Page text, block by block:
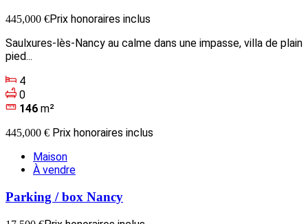
445,000 €Prix honoraires inclus
Saulxures-lès-Nancy au calme dans une impasse, villa de plain
pied...
4
0
146 m²
445,000 € Prix honoraires inclus
Maison
À vendre
Parking / box Nancy